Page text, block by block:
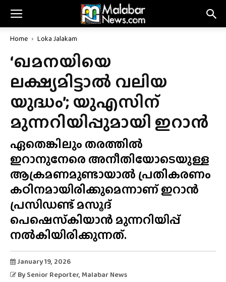
Home Loka Jalakam
‘ഖമനയിയെ
ലക്ഷ്യമിട്ടാൽ വലിയ
യുദ്ധം’; യുഎസിന്
മുന്നറിയിപ്പുമായി ഇറാൻ
ഏതെങ്കിലും തരത്തിൽ
ഇറാനുനേരെ അനീതിയോടെയുള്ള
ആക്രമണമുണ്ടായാൽ പ്രതികരണം
കഠിനമായിരിക്കുമെന്നാണ് ഇറാൻ
പ്രസിഡണ്ട് മസൂദ്
പെഷെസ്‌കിയാൻ മുന്നറിയിപ്പ്
നൽകിയിരിക്കുന്നത്.
January 19, 2026
By Senior Reporter, Malabar News